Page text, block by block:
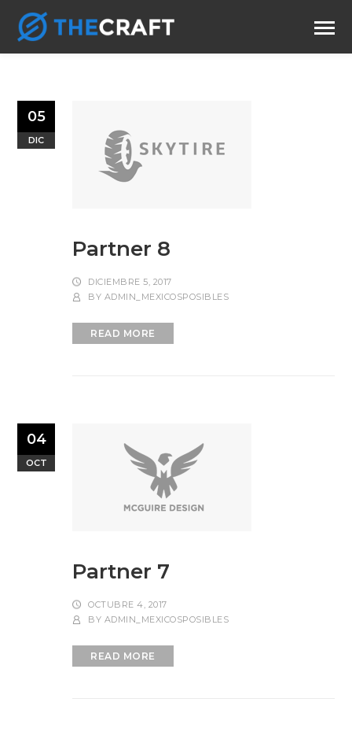
05
DIC
Partner 8
DICIEMBRE 5, 2017
BY ADMIN_MEXICOSPOSIBLES
READ MORE
04
OCT
Partner 7
OCTUBRE 4, 2017
BY ADMIN_MEXICOSPOSIBLES
READ MORE